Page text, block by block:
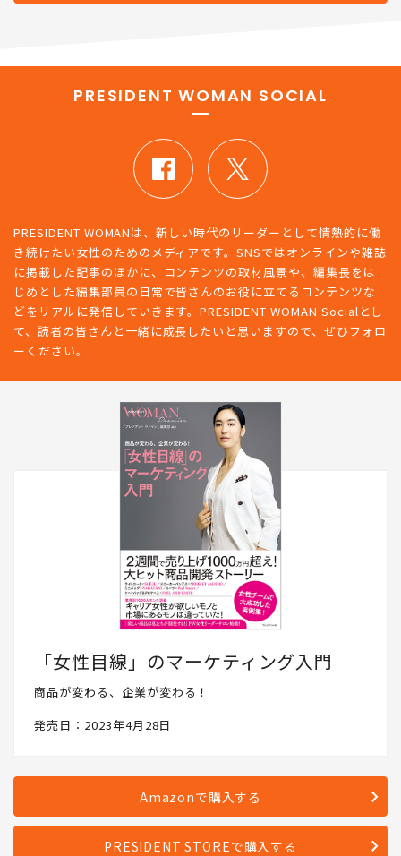
PRESIDENT WOMAN SOCIAL
PRESIDENT WOMANは、新しい時代のリーダーとして情熱的に働
き続けたい女性のためのメディアです。SNSではオンラインや雑誌
に掲載した記事のほかに、コンテンツの取材風景や、編集長をは
じめとした編集部員の日常で皆さんのお役に立てるコンテンツな
どをリアルに発信していきます。PRESIDENT WOMAN Socialとし
て、読者の皆さんと一緒に成長したいと思いますので、ぜひフォロ
ーください。
「女性目線」のマーケティング入門
商品が変わる、企業が変わる！
発売日：2023年4月28日
Amazonで購入する
PRESIDENT STOREで購入する